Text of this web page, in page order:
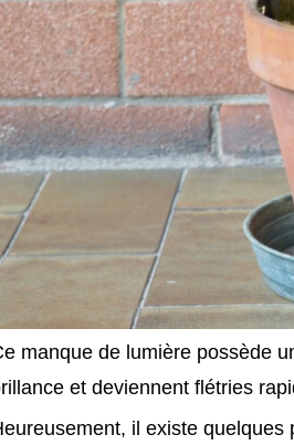
manque de lumière possède
et deviennent flétries
il existe quelques